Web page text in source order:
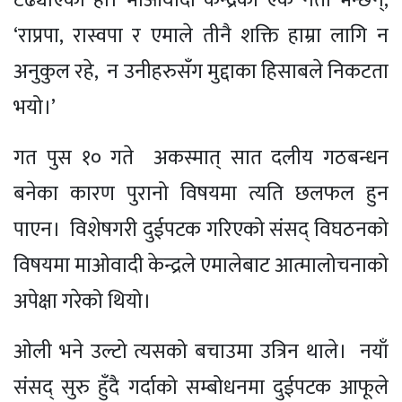
‘राप्रपा, रास्वपा र एमाले तीनै शक्ति हाम्रा लागि न
अनुकुल रहे, न उनीहरुसँग मुद्दाका हिसाबले निकटता
भयो।’
गत पुस १० गते अकस्मात् सात दलीय गठबन्धन
बनेका कारण पुरानो विषयमा त्यति छलफल हुन
पाएन। विशेषगरी दुईपटक गरिएको संसद् विघठनको
विषयमा माओवादी केन्द्रले एमालेबाट आत्मालोचनाको
अपेक्षा गरेको थियो।
ओली भने उल्टो त्यसको बचाउमा उत्रिन थाले। नयाँ
संसद् सुरु हुँदै गर्दाको सम्बोधनमा दुईपटक आफूले